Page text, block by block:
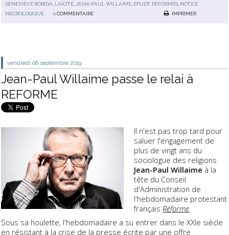
GENEVIÈVE ROBIDA, LAÏCITÉ,JEAN-PAUL WILLAIME, EPUDF, RÉFORMÉS, NOTICE
NÉCROLOGIQUE
0 COMMENTAIRE IMPRIMER
vendredi 06 septembre 2019
Jean-Paul Willaime passe le relai à
REFORME
Il n'est pas trop tard pour
saluer l'engagement de
plus de vingt ans du
sociologue des religions
Jean-Paul Willaime à la
tête du Conseil
d'Administration de
l'hebdomadaire protestant
français Réforme
Sous sa houlette, l'hebdomadaire a su entrer dans le XXIe siècle
en résistant à la crise de la presse écrite par une offre